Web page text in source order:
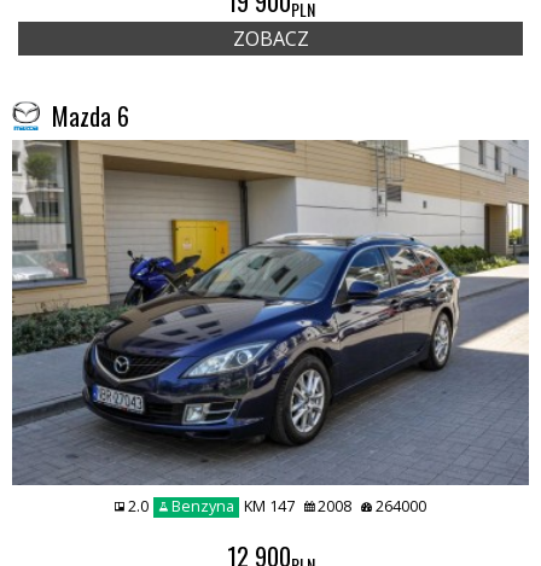
PLN
ZOBACZ
Mazda 6
2.0 Benzyna KM 147 2008 264000
12 900